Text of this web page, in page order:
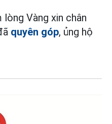
Vàng xin chân
quyên góp, ủng hộ